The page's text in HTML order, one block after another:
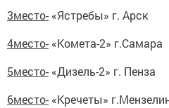
3место- «Ястребы» г. Арск
4место- «Комета-2» г.Самара
5место- «Дизель-2» г. Пенза
6место- «Кречеты»